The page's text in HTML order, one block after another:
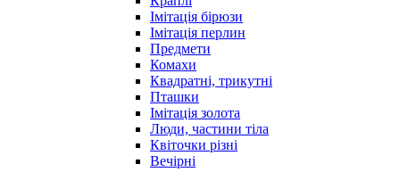
Імітація бірюзи
Імітація перлин
Предмети
Комахи
Квадратні, трикутні
Пташки
Імітація золота
Люди, частини тіла
Квіточки різні
Вечірні